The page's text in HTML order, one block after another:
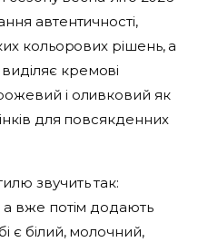
автентичності,
кольорових рішень, а
кремові
і оливковий як
для повсякденних
звучить так:
а вже потім додають
є білий, молочний,